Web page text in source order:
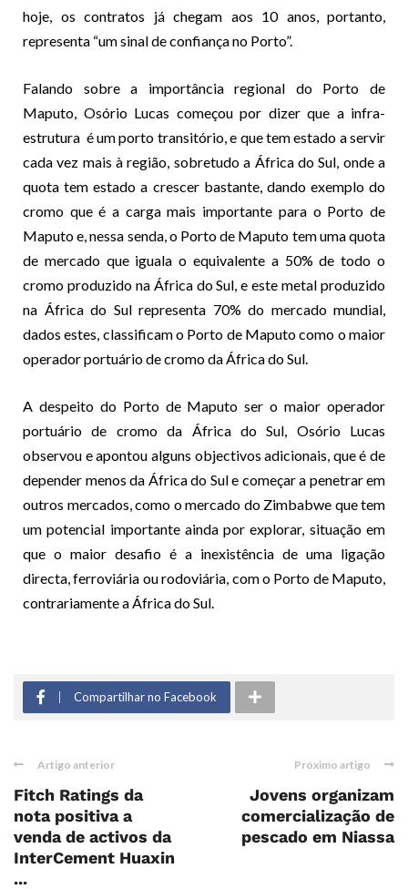
hoje, os contratos já chegam aos 10 anos, portanto,
representa “um sinal de confiança no Porto”.
Falando sobre a importância regional do Porto de
Maputo, Osório Lucas começou por dizer que a infra-
estrutura é um porto transitório, e que tem estado a servir
cada vez mais à região, sobretudo a África do Sul, onde a
quota tem estado a crescer bastante, dando exemplo do
cromo que é a carga mais importante para o Porto de
Maputo e, nessa senda, o Porto de Maputo tem uma quota
de mercado que iguala o equivalente a 50% de todo o
cromo produzido na África do Sul, e este metal produzido
na África do Sul representa 70% do mercado mundial,
dados estes, classificam o Porto de Maputo como o maior
operador portuário de cromo da África do Sul.
A despeito do Porto de Maputo ser o maior operador
portuário de cromo da África do Sul, Osório Lucas
observou e apontou alguns objectivos adicionais, que é de
depender menos da África do Sul e começar a penetrar em
outros mercados, como o mercado do Zimbabwe que tem
um potencial importante ainda por explorar, situação em
que o maior desafio é a inexistência de uma ligação
directa, ferroviária ou rodoviária, com o Porto de Maputo,
contrariamente a África do Sul.
Compartilhar no Facebook
Artigo anterior
Fitch Ratings da
nota positiva a
venda de activos da
InterCement Huaxin
...
Próximo artigo
Jovens organizam
comercialização de
pescado em Niassa